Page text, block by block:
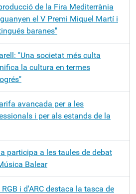
de la Fira Mediterrània
el V Premi Miquel Martí i
baranes"
"Una societat més culta
la cultura en termes
avançada per a les
i per als estands de la
participa a les taules de debat
Balear
i d'ARC destaca la tasca de